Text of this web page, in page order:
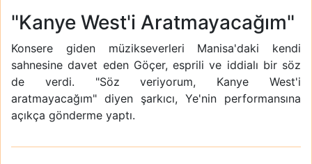
"Kanye West'i Aratmayacağım"
Konsere giden müzikseverleri Manisa'daki kendi
sahnesine davet eden Göçer, esprili ve iddialı bir söz
de verdi. "Söz veriyorum, Kanye West'i
aratmayacağım" diyen şarkıcı, Ye'nin performansına
açıkça gönderme yaptı.